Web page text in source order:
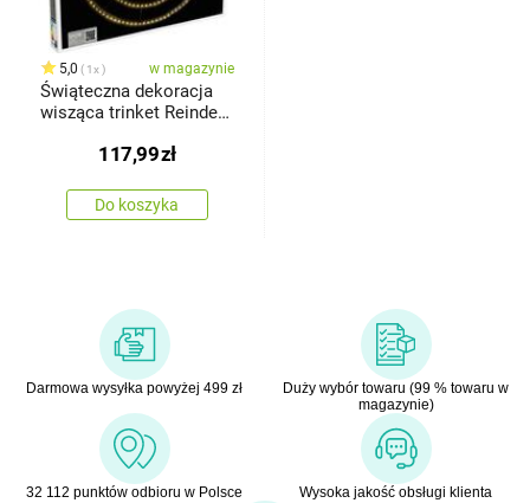
5,0 1x w magazynie
Świąteczna dekoracja
wisząca trinket Reindeer
117,99zł
Do koszyka
Darmowa wysyłka powyżej 499 zł
Duży wybór towaru (99 % towaru w
magazynie)
32 112 punktów odbioru w Polsce Wysoka jakość obsługi klienta